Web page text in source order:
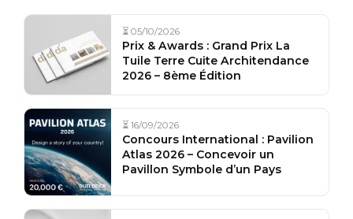
⏳ 05/10/2026
Prix & Awards : Grand Prix La
Tuile Terre Cuite Architendance
2026 – 8ème Édition
⏳ 16/09/2026
Concours International : Pavilion
Atlas 2026 – Concevoir un
Pavillon Symbole d’un Pays